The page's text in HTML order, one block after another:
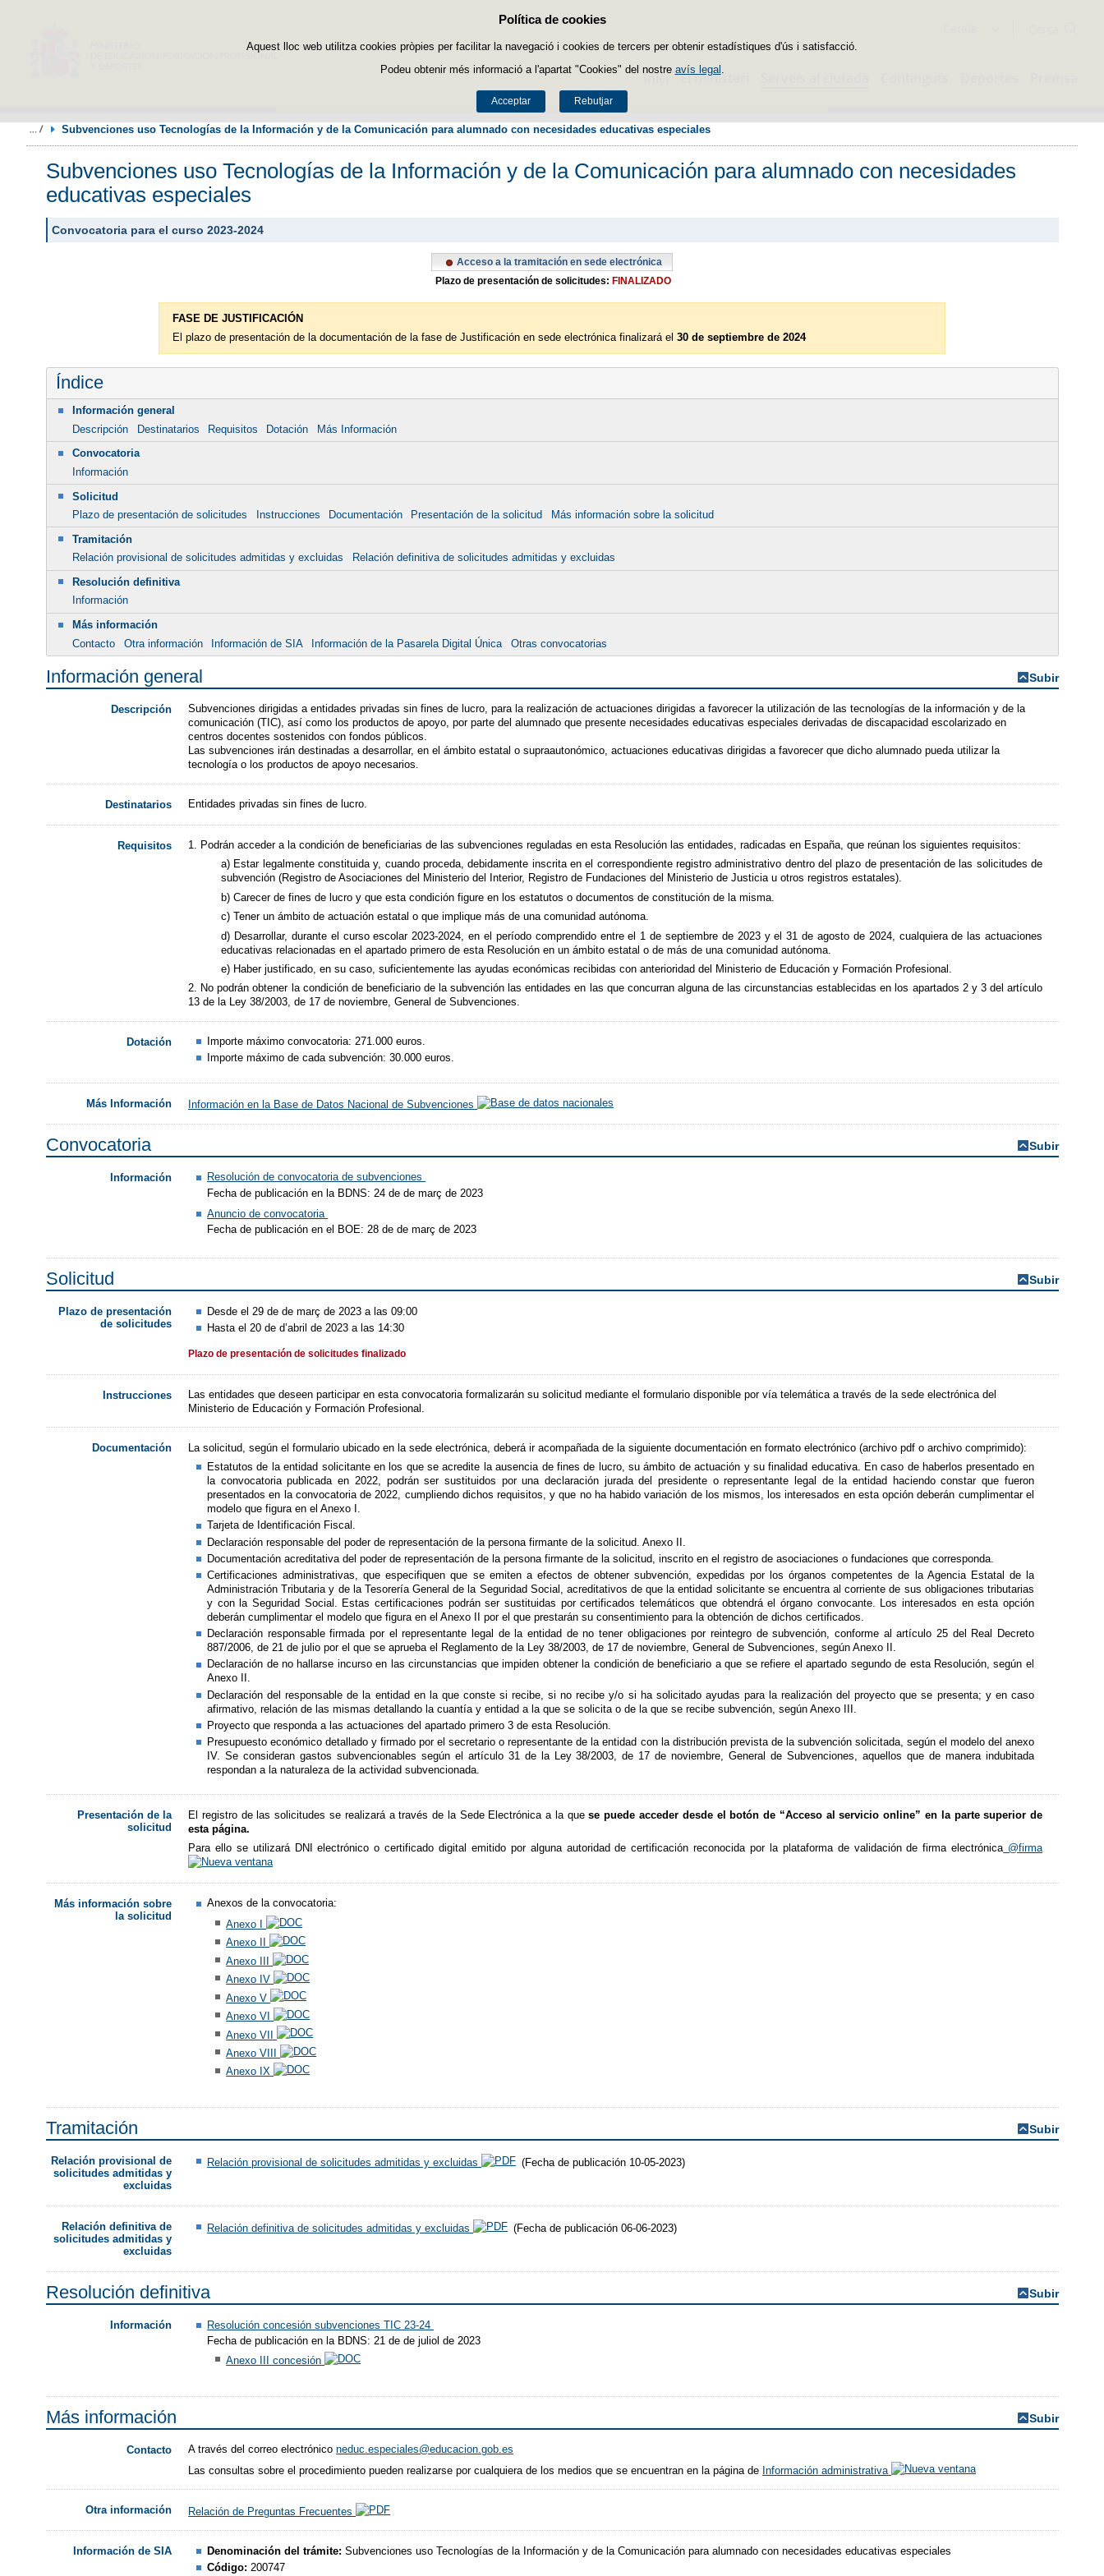
Política de cookies
Aquest lloc web utilitza cookies pròpies per facilitar la navegació i cookies de tercers per obtenir estadístiques d'ús i satisfacció.
Podeu obtenir més informació a l'apartat "Cookies" del nostre avís legal
Acceptar Rebutjar
Passar al contingut
Inici El ministeri
Subvenciones uso Tecnologías de la Información y de la Comunicación para alumnado con necesidades educativas especiales
Subvenciones uso Tecnologías de la Información y de la Comunicación para alumnado con necesidades
educativas especiales
Convocatoria para el curso 2023-2024
Acceso a la tramitación en sede electrónica
Plazo de presentación de solicitudes: FINALIZADO
FASE DE JUSTIFICACIÓN
El plazo de presentación de la documentación de la fase de Justificación en sede electrónica finalizará el 30 de septiembre de 2024
Índice
Información general
Descripción
Destinatarios Requisitos Dotación
Más Información
Convocatoria
Información
Solicitud
Plazo de presentación de solicitudes
Instrucciones Documentación Presentación de la solicitud
Más información sobre la solicitud
Tramitación
Relación provisional de solicitudes admitidas y excluidas
Relación definitiva de solicitudes admitidas y excluidas
Resolución definitiva
Información
Más información
Contacto
Otra información Información de SIA Información de la Pasarela Digital Única Otras convocatorias
Información general Subir
Descripción
Subvenciones dirigidas a entidades privadas sin fines de lucro, para la realización de actuaciones dirigidas a favorecer la utilización de las tecnologías de la información y de la
comunicación (TIC), así como los productos de apoyo, por parte del alumnado que presente necesidades educativas especiales derivadas de discapacidad escolarizado en
centros docentes sostenidos con fondos públicos.
Las subvenciones irán destinadas a desarrollar, en el ámbito estatal o supraautonómico, actuaciones educativas dirigidas a favorecer que dicho alumnado pueda utilizar la
tecnología o los productos de apoyo necesarios.
Destinatarios Entidades privadas sin fines de lucro.
Requisitos
1. Podrán acceder a la condición de beneficiarias de las subvenciones reguladas en esta Resolución las entidades, radicadas en España, que reúnan los siguientes requisitos:
a) Estar legalmente constituida y, cuando proceda, debidamente inscrita en el correspondiente registro administrativo dentro del plazo de presentación de las solicitudes de
subvención (Registro de Asociaciones del Ministerio del Interior, Registro de Fundaciones del Ministerio de Justicia u otros registros estatales).
b) Carecer de fines de lucro y que esta condición figure en los estatutos o documentos de constitución de la misma.
c) Tener un ámbito de actuación estatal o que implique más de una comunidad autónoma.
d) Desarrollar, durante el curso escolar 2023-2024, en el período comprendido entre el 1 de septiembre de 2023 y el 31 de agosto de 2024, cualquiera de las actuaciones
educativas relacionadas en el apartado primero de esta Resolución en un ámbito estatal o de más de una comunidad autónoma.
e) Haber justificado, en su caso, suficientemente las ayudas económicas recibidas con anterioridad del Ministerio de Educación y Formación Profesional.
2. No podrán obtener la condición de beneficiario de la subvención las entidades en las que concurran alguna de las circunstancias establecidas en los apartados 2 y 3 del artículo
13 de la Ley 38/2003, de 17 de noviembre, General de Subvenciones.
Dotación
Importe máximo convocatoria: 271.000 euros.
Importe máximo de cada subvención: 30.000 euros.
Más Información Información en la Base de Datos Nacional de Subvenciones
Convocatoria Subir
Información
Resolución de convocatoria de subvenciones
Fecha de publicación en la BDNS: 24 de de març de 2023
Anuncio de convocatoria
Fecha de publicación en el BOE: 28 de de març de 2023
Solicitud Subir
Plazo de presentación
de solicitudes
Desde el 29 de de març de 2023 a las 09:00
Hasta el 20 de d’abril de 2023 a las 14:30
Plazo de presentación de solicitudes finalizado
Instrucciones
Las entidades que deseen participar en esta convocatoria formalizarán su solicitud mediante el formulario disponible por vía telemática a través de la sede electrónica del
Ministerio de Educación y Formación Profesional.
Documentación
La solicitud, según el formulario ubicado en la sede electrónica, deberá ir acompañada de la siguiente documentación en formato electrónico (archivo pdf o archivo comprimido):
Estatutos de la entidad solicitante en los que se acredite la ausencia de fines de lucro, su ámbito de actuación y su finalidad educativa. En caso de haberlos presentado en
la convocatoria publicada en 2022, podrán ser sustituidos por una declaración jurada del presidente o representante legal de la entidad haciendo constar que fueron
presentados en la convocatoria de 2022, cumpliendo dichos requisitos, y que no ha habido variación de los mismos, los interesados en esta opción deberán cumplimentar el
modelo que figura en el Anexo I.
Tarjeta de Identificación Fiscal.
Declaración responsable del poder de representación de la persona firmante de la solicitud. Anexo II.
Documentación acreditativa del poder de representación de la persona firmante de la solicitud, inscrito en el registro de asociaciones o fundaciones que corresponda.
Certificaciones administrativas, que especifiquen que se emiten a efectos de obtener subvención, expedidas por los órganos competentes de la Agencia Estatal de la
Administración Tributaria y de la Tesorería General de la Seguridad Social, acreditativos de que la entidad solicitante se encuentra al corriente de sus obligaciones tributarias
y con la Seguridad Social. Estas certificaciones podrán ser sustituidas por certificados telemáticos que obtendrá el órgano convocante. Los interesados en esta opción
deberán cumplimentar el modelo que figura en el Anexo II por el que prestarán su consentimiento para la obtención de dichos certificados.
Declaración responsable firmada por el representante legal de la entidad de no tener obligaciones por reintegro de subvención, conforme al artículo 25 del Real Decreto
887/2006, de 21 de julio por el que se aprueba el Reglamento de la Ley 38/2003, de 17 de noviembre, General de Subvenciones, según Anexo II.
Declaración de no hallarse incurso en las circunstancias que impiden obtener la condición de beneficiario a que se refiere el apartado segundo de esta Resolución, según el
Anexo II.
Declaración del responsable de la entidad en la que conste si recibe, si no recibe y/o si ha solicitado ayudas para la realización del proyecto que se presenta; y en caso
afirmativo, relación de las mismas detallando la cuantía y entidad a la que se solicita o de la que se recibe subvención, según Anexo III.
Proyecto que responda a las actuaciones del apartado primero 3 de esta Resolución.
Presupuesto económico detallado y firmado por el secretario o representante de la entidad con la distribución prevista de la subvención solicitada, según el modelo del anexo
IV. Se consideran gastos subvencionables según el artículo 31 de la Ley 38/2003, de 17 de noviembre, General de Subvenciones, aquellos que de manera indubitada
respondan a la naturaleza de la actividad subvencionada.
Presentación de la
solicitud
El registro de las solicitudes se realizará a través de la Sede Electrónica a la quese puede acceder desde el botón de “Acceso al servicio online” en la parte superior de
esta página.
Para ello se utilizará DNI electrónico o certificado digital emitido por alguna autoridad de certificación reconocida por la plataforma de validación de firma electrónica@firma
Más información sobre
la solicitud
Anexos de la convocatoria:
Anexo I
Anexo II
Anexo III
Anexo IV
Anexo V
Anexo VI
Anexo VII
Anexo VIII
Anexo IX
Tramitación Subir
Relación provisional de
solicitudes admitidas y
excluidas
Relación provisional de solicitudes admitidas y excluidas (Fecha de publicación 10-05-2023)
Relación definitiva de
solicitudes admitidas y
excluidas
Relación definitiva de solicitudes admitidas y excluidas (Fecha de publicación 06-06-2023)
Resolución definitiva Subir
Información
Resolución concesión subvenciones TIC 23-24
Fecha de publicación en la BDNS: 21 de de juliol de 2023
Anexo III concesión
Más información Subir
Contacto A través del correo electróniconeduc.especiales@educacion.gob.es
Las consultas sobre el procedimiento pueden realizarse por cualquiera de los medios que se encuentran en la página de Información administrativa
Otra información Relación de Preguntas Frecuentes
Información de SIA Denominación del trámite:Subvenciones uso Tecnologías de la Información y de la Comunicación para alumnado con necesidades educativas especiales
Código: 200747